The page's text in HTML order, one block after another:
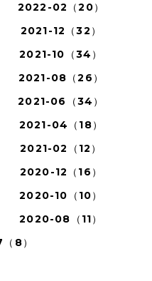
2022-02（20）
2021-12（32）
2021-10（34）
2021-08（26）
2021-06（34）
2021-04（18）
2021-02（12）
2020-12（16）
2020-10（10）
2020-08（11）
8）